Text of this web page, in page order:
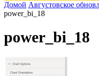
Домой Августовское
power_bi_18
power_bi_18